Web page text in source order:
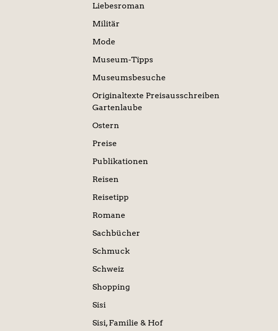
Liebesroman
Militär
Mode
Museum-Tipps
Museumsbesuche
Originaltexte Preisausschreiben
Gartenlaube
Ostern
Preise
Publikationen
Reisen
Reisetipp
Romane
Sachbücher
Schmuck
Schweiz
Shopping
Sisi
Sisi, Familie & Hof